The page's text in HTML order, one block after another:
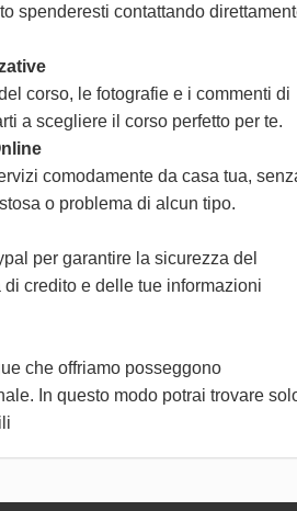
spenderesti contattando
corso, le fotografie e i commenti di
a scegliere il corso perfetto per te.
comodamente da casa tua,
o problema di alcun tipo.
per garantire la sicurezza del
credito e delle tue informazioni
che offriamo posseggono
In questo modo potrai trovare